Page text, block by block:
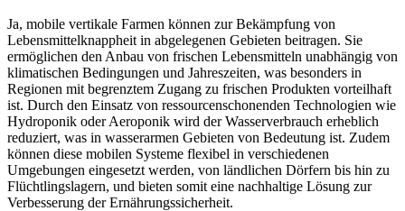
Ja, mobile vertikale Farmen können zur Bekämpfung von
Lebensmittelknappheit in abgelegenen Gebieten beitragen. Sie
ermöglichen den Anbau von frischen Lebensmitteln unabhängig von
klimatischen Bedingungen und Jahreszeiten, was besonders in
Regionen mit begrenztem Zugang zu frischen Produkten vorteilhaft
ist. Durch den Einsatz von ressourcenschonenden Technologien wie
Hydroponik oder Aeroponik wird der Wasserverbrauch erheblich
reduziert, was in wasserarmen Gebieten von Bedeutung ist. Zudem
können diese mobilen Systeme flexibel in verschiedenen
Umgebungen eingesetzt werden, von ländlichen Dörfern bis hin zu
Flüchtlingslagern, und bieten somit eine nachhaltige Lösung zur
Verbesserung der Ernährungssicherheit.